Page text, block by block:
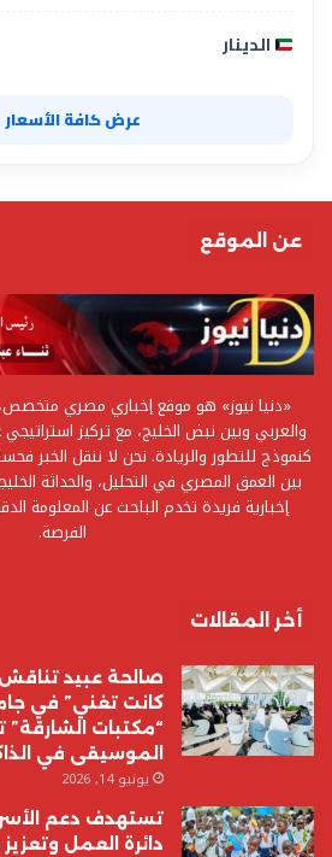
الدينار
عرض كافة
عن الموقع
«دنيا نيوز» هو موقع إخباري مصري
والعربي وبين نبض الخليج، مع تركيز استراتيجي
كنموذج للتطور والريادة. نحن لا ننقل الخبر
بين العمق المصري في التحليل، والحداثة
إخبارية فريدة تخدم الباحث عن المعلومة
الفرصة.
أخر المقالات
صالحة عبيد تناقش
كانت تغني” في
“مكتبات الشارقة”
الموسيقى في
يونيو 14, 2026
تستهدف دعم
دائرة العمل